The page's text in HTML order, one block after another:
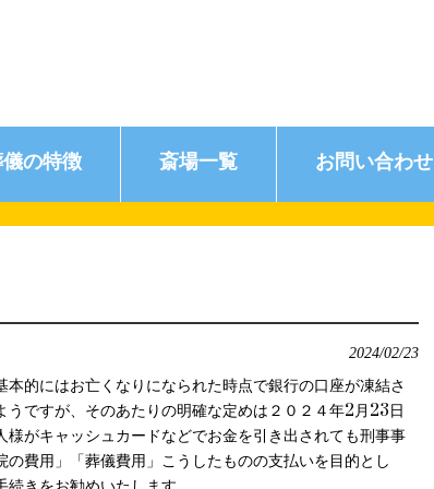
の特徴 斎場一覧 お問い合わせ
2024/02/23
的にはお亡くなりになられた時点で銀行の口座が凍結さ
ですが、そのあたりの明確な定めは２０２４年2月23日
がキャッシュカードなどでお金を引き出されても刑事事
費用」「葬儀費用」こうしたものの支払いを目的とし